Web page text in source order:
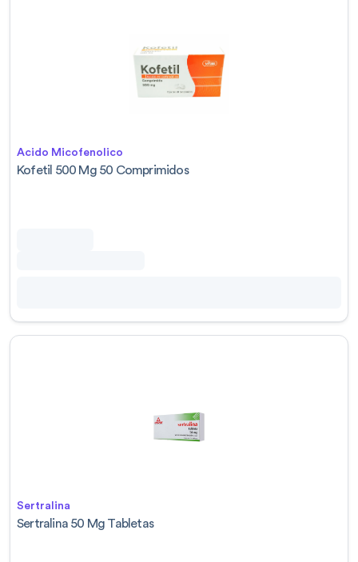
Acido Micofenolico
Kofetil 500 Mg 50 Comprimidos
Sertralina
Sertralina 50 Mg Tabletas